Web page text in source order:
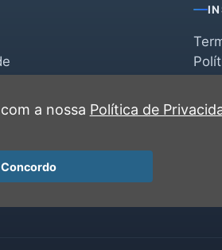
a nossa Política de
Concordo